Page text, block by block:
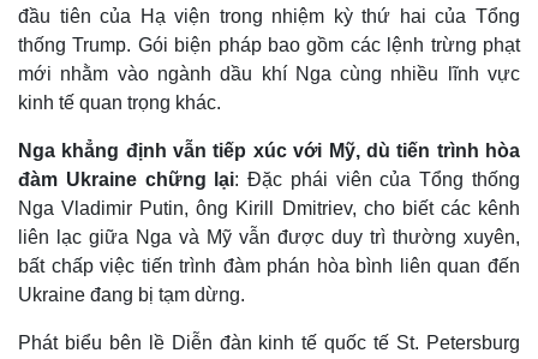
đầu tiên của Hạ viện trong nhiệm kỳ thứ hai của Tổng
thống Trump. Gói biện pháp bao gồm các lệnh trừng phạt
mới nhằm vào ngành dầu khí Nga cùng nhiều lĩnh vực
kinh tế quan trọng khác.
Nga khẳng định vẫn tiếp xúc với Mỹ, dù tiến trình hòa
đàm Ukraine chững lại: Đặc phái viên của Tổng thống
Nga Vladimir Putin, ông Kirill Dmitriev, cho biết các kênh
liên lạc giữa Nga và Mỹ vẫn được duy trì thường xuyên,
bất chấp việc tiến trình đàm phán hòa bình liên quan đến
Ukraine đang bị tạm dừng.
Phát biểu bên lề Diễn đàn kinh tế quốc tế St. Petersburg